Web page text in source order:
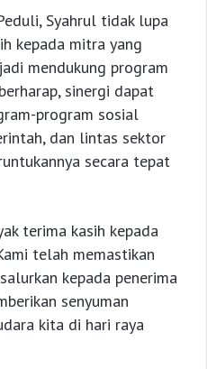
Syahrul tidak lupa
kepada mitra yang
mendukung program
sinergi dapat
program sosial
dan lintas sektor
secara tepat
terima kasih kepada
telah memastikan
kepada penerima
senyuman
kita di hari raya